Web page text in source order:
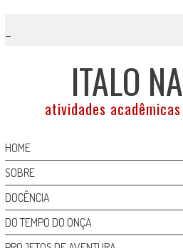
content
ITALO
atividades
HOME
SOBRE
DOCÊNCIA
DO TEMPO DO ONÇA